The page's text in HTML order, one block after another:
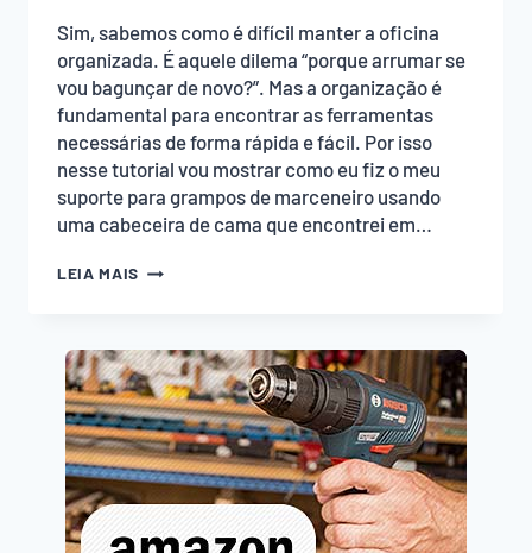
Sim, sabemos como é difícil manter a oficina
organizada. É aquele dilema “porque arrumar se
vou bagunçar de novo?”. Mas a organização é
fundamental para encontrar as ferramentas
necessárias de forma rápida e fácil. Por isso
nesse tutorial vou mostrar como eu fiz o meu
suporte para grampos de marceneiro usando
uma cabeceira de cama que encontrei em…
LEIA MAIS SUPORTE
MARCENEIRO